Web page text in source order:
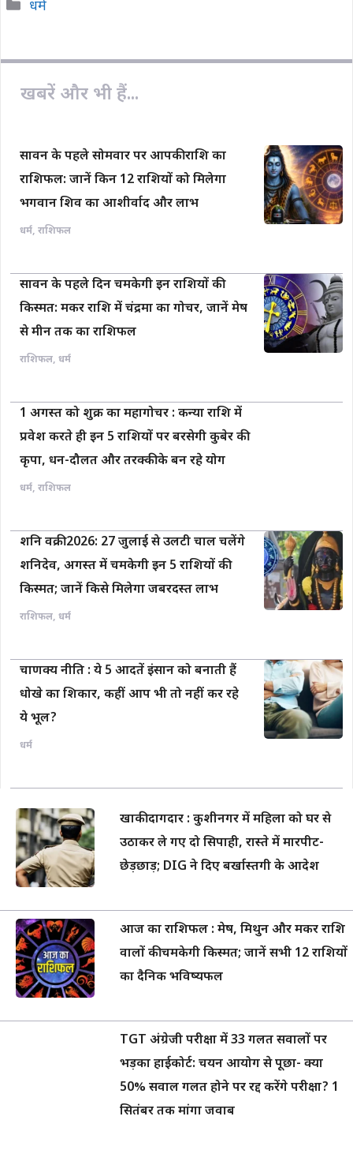
e
o
k
A
i
k
Categories
धर्म
खबरें और भी हैं...
सावन के पहले सोमवार पर आपकी राशि का
राशिफल: जानें किन 12 राशियों को मिलेगा
भगवान शिव का आशीर्वाद और लाभ
धर्म, राशिफल
सावन के पहले दिन चमकेगी इन राशियों की
किस्मत: मकर राशि में चंद्रमा का गोचर, जानें मेष
से मीन तक का राशिफल
राशिफल, धर्म
1 अगस्त को शुक्र का महागोचर : कन्या राशि में
प्रवेश करते ही इन 5 राशियों पर बरसेगी कुबेर की
कृपा, धन-दौलत और तरक्की के बन रहे योग
धर्म, राशिफल
शनि वक्री 2026: 27 जुलाई से उलटी चाल चलेंगे
शनिदेव, अगस्त में चमकेगी इन 5 राशियों की
किस्मत; जानें किसे मिलेगा जबरदस्त लाभ
राशिफल, धर्म
चाणक्य नीति : ये 5 आदतें इंसान को बनाती हैं
धोखे का शिकार, कहीं आप भी तो नहीं कर रहे
ये भूल?
धर्म
खाकी दागदार : कुशीनगर में महिला को घर से
उठाकर ले गए दो सिपाही, रास्ते में मारपीट-
छेड़छाड़; DIG ने दिए बर्खास्तगी के आदेश
आज का राशिफल : मेष, मिथुन और मकर राशि
वालों की चमकेगी किस्मत; जानें सभी 12 राशियों
का दैनिक भविष्यफल
TGT अंग्रेजी परीक्षा में 33 गलत सवालों पर
भड़का हाईकोर्ट: चयन आयोग से पूछा- क्या
50% सवाल गलत होने पर रद्द करेंगे परीक्षा? 1
सितंबर तक मांगा जवाब